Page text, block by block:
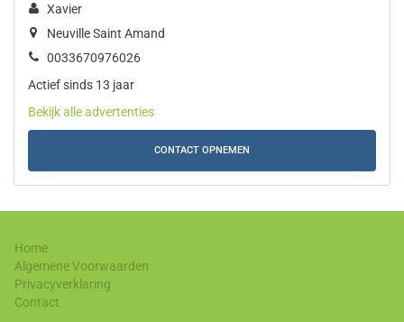
Xavier
Neuville Saint Amand
0033670976026
Actief sinds 13 jaar
Bekijk alle advertenties
CONTACT OPNEMEN
Home
Algemene Voorwaarden
Privacyverklaring
Contact